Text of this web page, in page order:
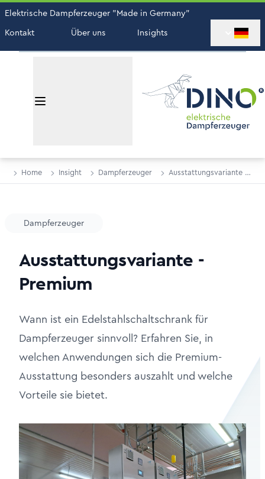
Elektrische Dampferzeuger "Made in Germany"
Kontakt
Über uns Insights
Home Insight Dampferzeuger
Ausstattungsvariante -
Premium
Dampferzeuger
Ausstattungsvariante -
Premium
Wann ist ein Edelstahlschaltschrank für
Dampferzeuger sinnvoll? Erfahren Sie, in
welchen Anwendungen sich die Premium-
Ausstattung besonders auszahlt und welche
Vorteile sie bietet.